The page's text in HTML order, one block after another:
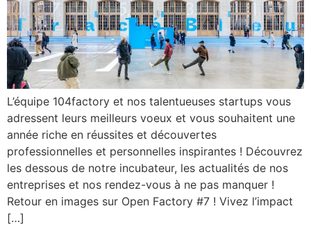
L’équipe 104factory et nos talentueuses startups vous
adressent leurs meilleurs voeux et vous souhaitent une
année riche en réussites et découvertes
professionnelles et personnelles inspirantes ! Découvrez
les dessous de notre incubateur, les actualités de nos
entreprises et nos rendez-vous à ne pas manquer !
Retour en images sur Open Factory #7 ! Vivez l’impact
[…]